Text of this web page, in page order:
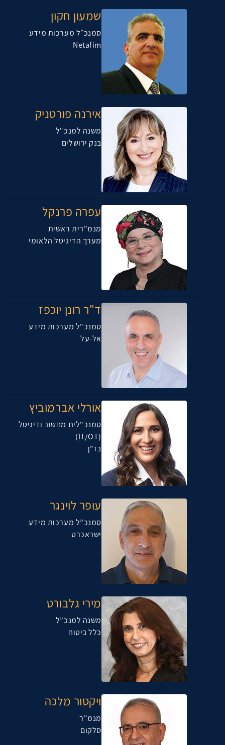
שמעון חקון
סמנכ״ל מערכות מידע
Netafim
אירנה פורטניק
משנה למנכ"ל
בנק ירושלים
עפרה פרנקל
מנמ"רית ראשית
מערך הדיגיטל הלאומי
ד"ר רונן יוכפז
סמנכ"ל מערכות מידע
אל-על
אורלי אברמוביץ
סמנכ"לית מחשוב ודיגיטל
(IT/OT)
בז"ן
עופר לוינגר
סמנכ”ל מערכות מידע
ישראכרט
מירי גלבורט
משנה למנכ”ל
כלל ביטוח
ויקטור מלכה
מנמ"ר
סלקום